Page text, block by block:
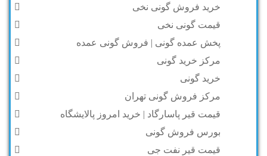
خرید فروش گونی نخی
قیمت گونی نخی
پخش عمده گونی | فروش گونی عمده
مرکز خرید گونی
خرید گونی
مرکز فروش گونی تهران
قیمت قیر پاسارگاد | خرید امروز پالایشگاه
بورس فروش گونی
قیمت قیر نفت جی